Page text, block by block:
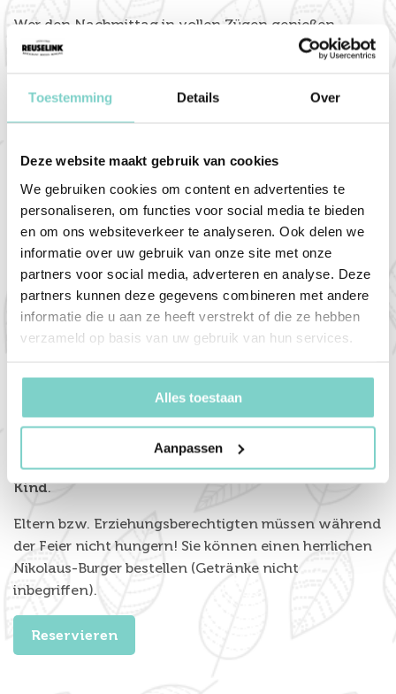
Toestemming Details Over
Deze website maakt gebruik van cookies
We gebruiken cookies om content en advertenties te
personaliseren, om functies voor social media te bieden
en om ons websiteverkeer te analyseren. Ook delen we
informatie over uw gebruik van onze site met onze
partners voor social media, adverteren en analyse. Deze
partners kunnen deze gegevens combineren met andere
informatie die u aan ze heeft verstrekt of die ze hebben
verzameld op basis van uw gebruik van hun services.
Alles toestaan
Aanpassen
Wer den Nachmittag in vollen Zügen genießen
möchte, kann dies im Knecht Ruprecht Restaurant
Nachmittag live Pfannkuchen für die Kinder backen.
Puderzucker oder Zuckersirup. Während des Essens
krönenden Abschluss gibt es einen herrlichen Slush
Puppy.
Erst essen? Dann heißen wir Sie um 16.30 Uhr in
unserem Restaurant willkommen. Um 18.00 Uhr
beginnt die Nikolaus-Kinderdisko.
Sie möchten lieber erst tanzen? Dann erwarten wir
können Sie um 18.00 Uhr im Knecht Ruprecht
Restaurant Platz nehmen.
Der Eintritt zur Nikolaus-Kinderdisko und zum
Knecht Ruprecht Restaurant beträgt 15,- Euro pro
Kind.
Eltern bzw. Erziehungsberechtigten müssen während
der Feier nicht hungern! Sie können einen herrlichen
Nikolaus-Burger bestellen (Getränke nicht
inbegriffen).
Reservieren